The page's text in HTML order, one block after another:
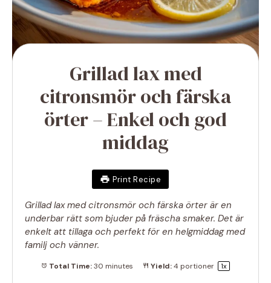
Grillad lax med
citronsmör och färska
örter – Enkel och god
middag
Print Recipe
Grillad lax med citronsmör och färska örter är en
underbar rätt som bjuder på fräscha smaker. Det är
enkelt att tillaga och perfekt för en helgmiddag med
familj och vänner.
Total Time:30 minutes Yield:4portioner 1x